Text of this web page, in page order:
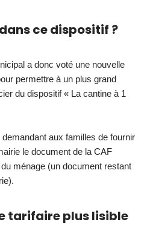
ce dispositif ?
a donc voté une nouvelle
permettre à un plus grand
du dispositif « La cantine à 1
aux familles de fournir
le document de la CAF
ménage (un document restant
tarifaire plus lisible